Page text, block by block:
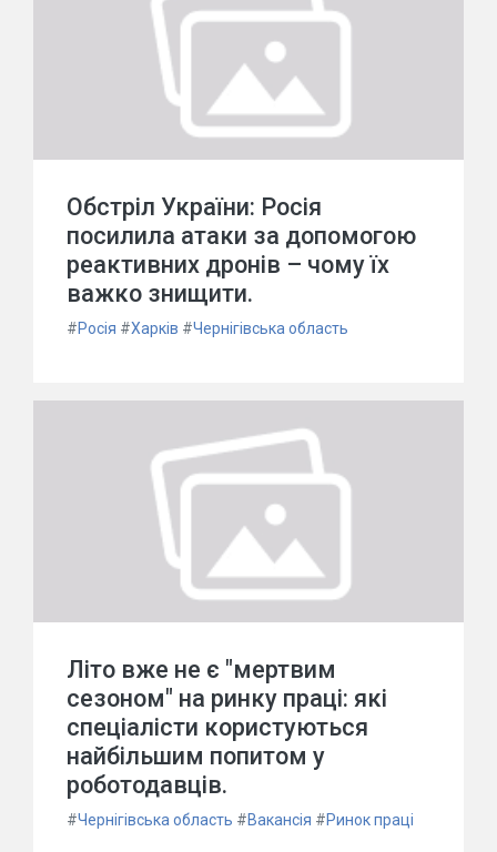
Обстріл України: Росія
посилила атаки за допомогою
реактивних дронів – чому їх
важко знищити.
#Росія #Харків #Чернігівська область
Літо вже не є "мертвим
сезоном" на ринку праці: які
спеціалісти користуються
найбільшим попитом у
роботодавців.
#Чернігівська область #Вакансія #Ринок праці